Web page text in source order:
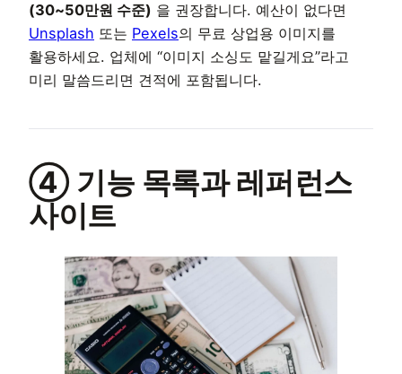
(30~50만원 수준) 을 권장합니다. 예산이 없다면
Unsplash 또는 Pexels의 무료 상업용 이미지를
활용하세요. 업체에 “이미지 소싱도 맡길게요”라고
미리 말씀드리면 견적에 포함됩니다.
④ 기능 목록과 레퍼런스
사이트